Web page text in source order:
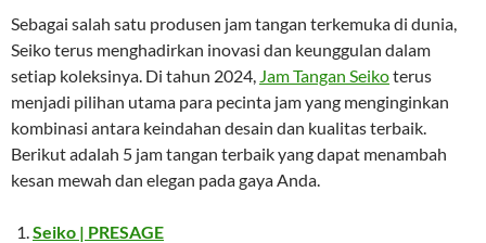
Sebagai salah satu produsen jam tangan terkemuka di dunia,
Seiko terus menghadirkan inovasi dan keunggulan dalam
setiap koleksinya. Di tahun 2024, Jam Tangan Seikoterus
menjadi pilihan utama para pecinta jam yang menginginkan
kombinasi antara keindahan desain dan kualitas terbaik.
Berikut adalah 5 jam tangan terbaik yang dapat menambah
kesan mewah dan elegan pada gaya Anda.
Seiko | PRESAGE